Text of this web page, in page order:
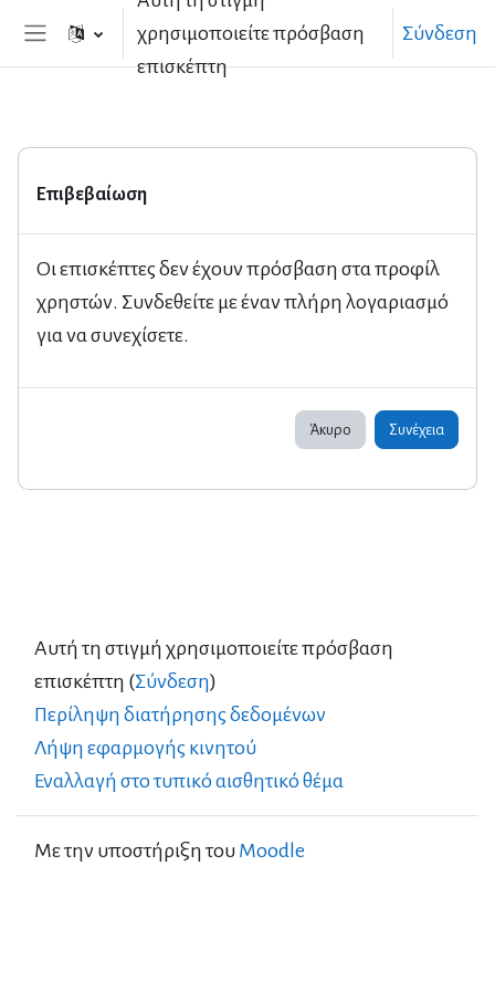
Μετάβαση στο κεντρικό περιεχόμενο
Πλευρικός πίνακας
χρησιμοποιείτε πρόσβαση
επισκέπτη
Σύνδεση
Επιβεβαίωση
Οι επισκέπτες δεν έχουν πρόσβαση στα προφίλ
χρηστών. Συνδεθείτε με έναν πλήρη λογαριασμό
για να συνεχίσετε.
Άκυρο Συνέχεια
Αυτή τη στιγμή χρησιμοποιείτε πρόσβαση
επισκέπτη (Σύνδεση)
Περίληψη διατήρησης δεδομένων
Λήψη εφαρμογής κινητού
Εναλλαγή στο τυπικό αισθητικό θέμα
Με την υποστήριξη του Moodle